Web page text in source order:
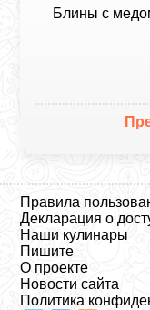
Блины с
Правила
Декларация о
Наши кулинары
Пишите
О проекте
Новости сайта
Политика